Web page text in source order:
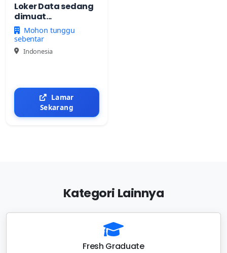
Loker Data sedang
dimuat...
Mohon tunggu
sebentar
Indonesia
Lamar
Sekarang
Kategori Lainnya
Fresh Graduate